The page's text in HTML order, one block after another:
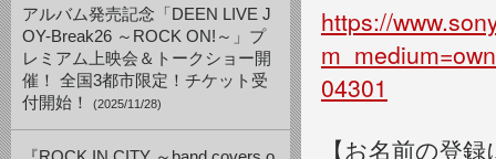
アルバム発売記念「DEEN LIVE J
OY-Break26 ～ROCK ON!～」プ
レミアム上映会＆トークショー開
催！ 全国3都市限定！チケット受
付開始！
(2025/11/28)
https://
04301
【お名前の登